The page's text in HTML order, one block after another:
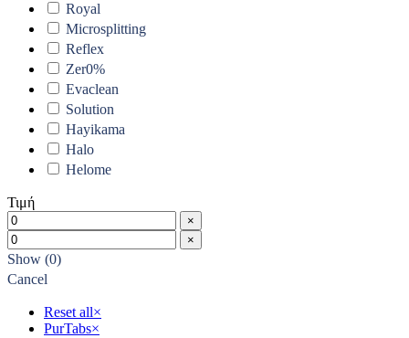
Royal
Microsplitting
Reflex
Zer0%
Evaclean
Solution
Hayikama
Halo
Helome
Τιμή
×
×
Show (0)
Cancel
Reset all×
PurTabs×